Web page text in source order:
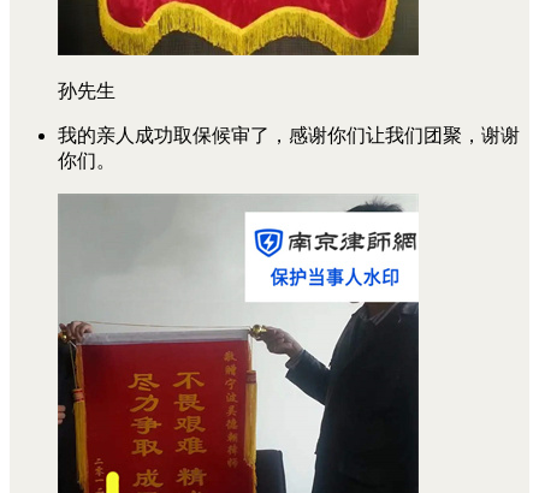
孙先生
我的亲人成功取保候审了，感谢你们让我们团聚，谢谢
你们。